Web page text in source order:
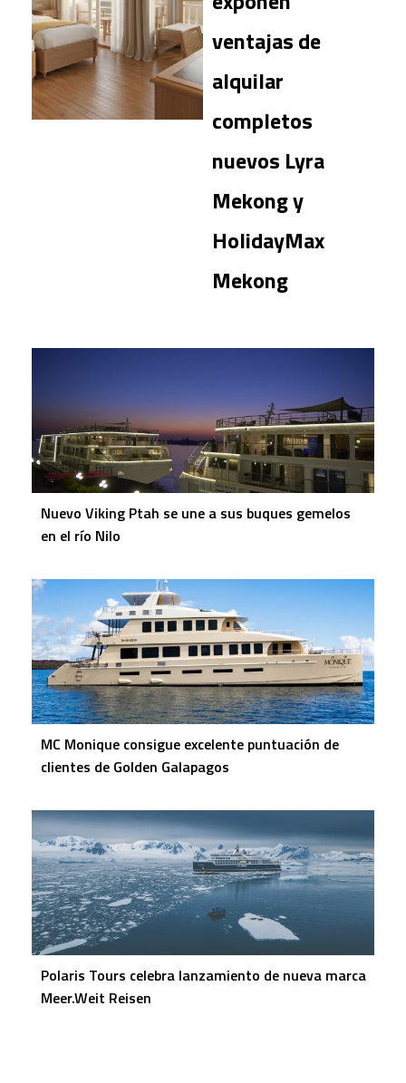
ventajas de
alquilar
completos
nuevos Lyra
Mekong y
HolidayMax
Mekong
Nuevo Viking Ptah se une a sus buques gemelos
en el río Nilo
MC Monique consigue excelente puntuación de
clientes de Golden Galapagos
Polaris Tours celebra lanzamiento de nueva marca
Meer.Weit Reisen